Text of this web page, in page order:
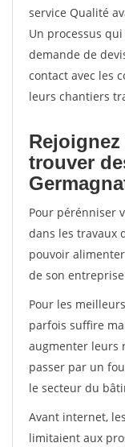
service Qualité
Un processus
demande de
contact avec les
leurs chantiers
trouver
Pour pérénniser
dans les travaux
pouvoir
de son
Pour les
parfois suffire
augmenter leurs
passer par un
le secteur du
Avant internet,
limitaient aux